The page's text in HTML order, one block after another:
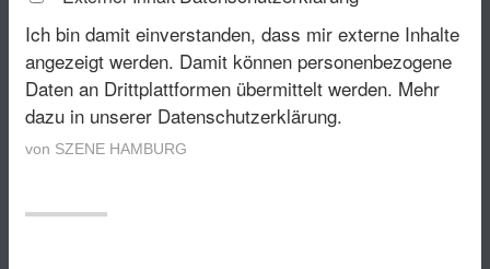
Ich bin damit einverstanden, dass mir externe Inhalte
angezeigt werden. Damit können personenbezogene
Daten an Drittplattformen übermittelt werden. Mehr
dazu in unserer Datenschutzerklärung.
von SZENE HAMBURG